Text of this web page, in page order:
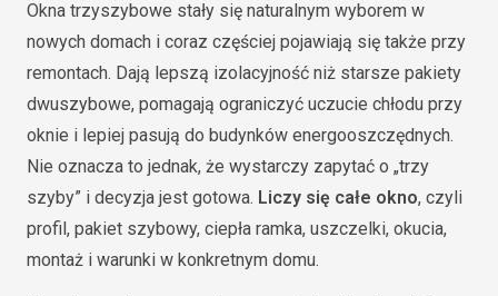
Okna trzyszybowe stały się naturalnym wyborem w
nowych domach i coraz częściej pojawiają się także przy
remontach. Dają lepszą izolacyjność niż starsze pakiety
dwuszybowe, pomagają ograniczyć uczucie chłodu przy
oknie i lepiej pasują do budynków energooszczędnych.
Nie oznacza to jednak, że wystarczy zapytać o „trzy
szyby” i decyzja jest gotowa. Liczy się całe okno, czyli
profil, pakiet szybowy, ciepła ramka, uszczelki, okucia,
montaż i warunki w konkretnym domu.